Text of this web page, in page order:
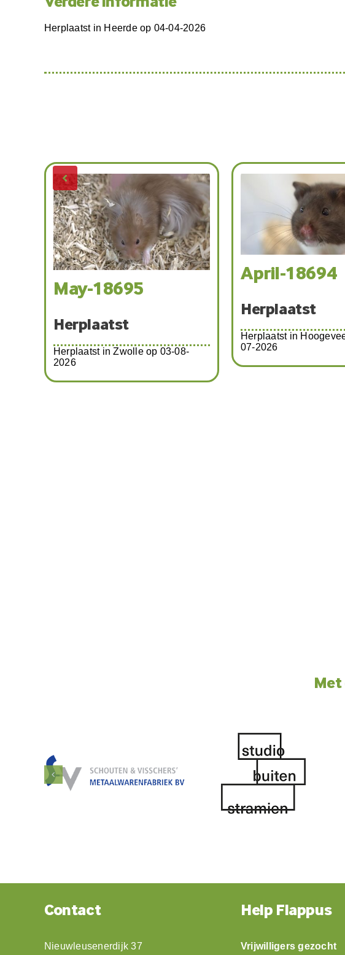
Herplaatst in Heerde op 04-04-2026
May-18695
Herplaatst
Herplaatst in Zwolle op 03-08-
2026
April-18694
Herplaatst
Herplaatst in
07-2026
Contact
Nieuwleusenerdijk 37
Help Flappus
Vrijwilligers gezocht